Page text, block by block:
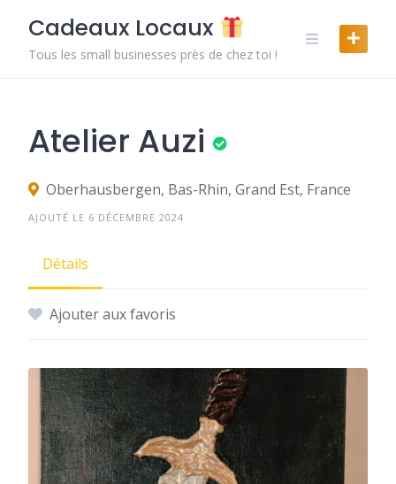
content
Cadeaux Locaux
Tous les small businesses près de chez toi !
Atelier Auzi
Oberhausbergen, Bas-Rhin, Grand Est, France
AJOUTÉ LE 6 DÉCEMBRE 2024
Détails
Ajouter aux favoris